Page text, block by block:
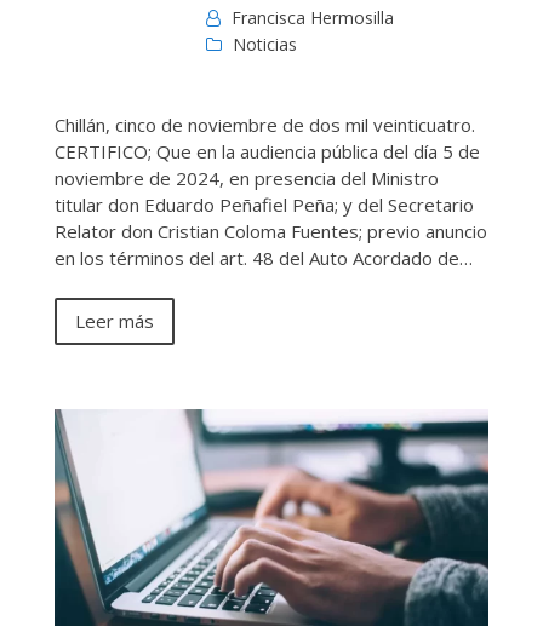
Francisca Hermosilla
Noticias
Chillán, cinco de noviembre de dos mil veinticuatro.
CERTIFICO; Que en la audiencia pública del día 5 de
noviembre de 2024, en presencia del Ministro
titular don Eduardo Peñafiel Peña; y del Secretario
Relator don Cristian Coloma Fuentes; previo anuncio
en los términos del art. 48 del Auto Acordado de…
Leer más